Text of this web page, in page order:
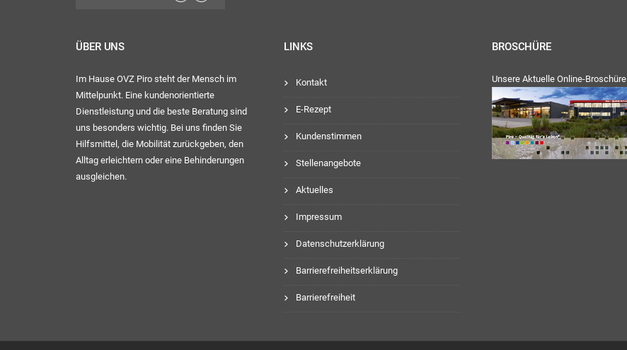
ÜBER UNS
Im Hause OVZ Piro steht der Mensch im
Mittelpunkt. Eine kundenorientierte
Dienstleistung und die beste Beratung sind
uns besonders wichtig. Bei uns finden Sie
Hilfsmittel, die Mobilität zurückgeben, den
Alltag erleichtern oder eine Behinderungen
ausgleichen.
LINKS
Kontakt
E-Rezept
Kundenstimmen
Stellenangebote
Aktuelles
Impressum
Datenschutzerklärung
Barrierefreiheitserklärung
Barrierefreiheit
BROSCHÜRE
Unsere Aktuelle Online-Broschüre